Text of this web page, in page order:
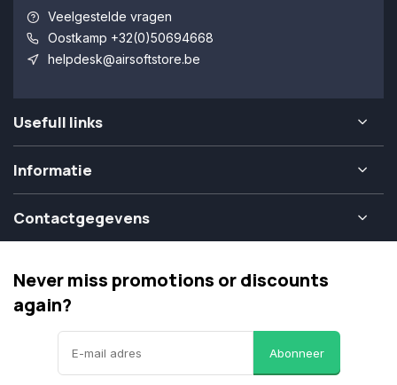
Veelgestelde vragen
Oostkamp +32(0)50694668
helpdesk@airsoftstore.be
Usefull links
Informatie
Contactgegevens
Never miss promotions or discounts
again?
Abonneer